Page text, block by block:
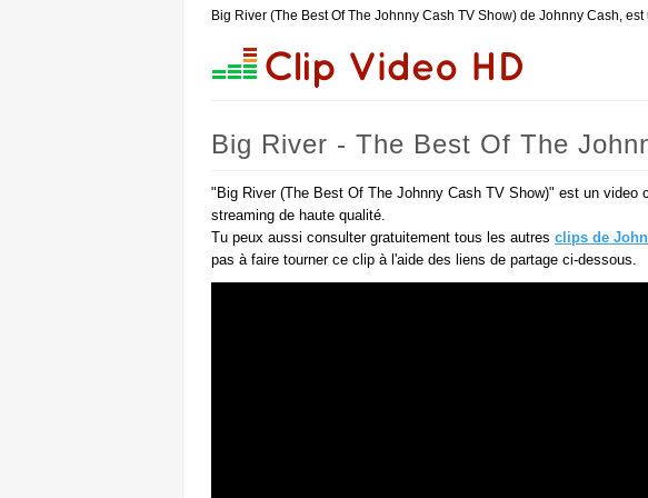
Big River (The Best Of The Johnny Cash TV Show) de Johnny Cash, est
Big River - The Best Of The
"Big River (The Best Of The Johnny Cash TV Show)" est un video
streaming de haute qualité.
Tu peux aussi consulter gratuitement tous les autres clips de
pas à faire tourner ce clip à l'aide des liens de partage ci-dessous.